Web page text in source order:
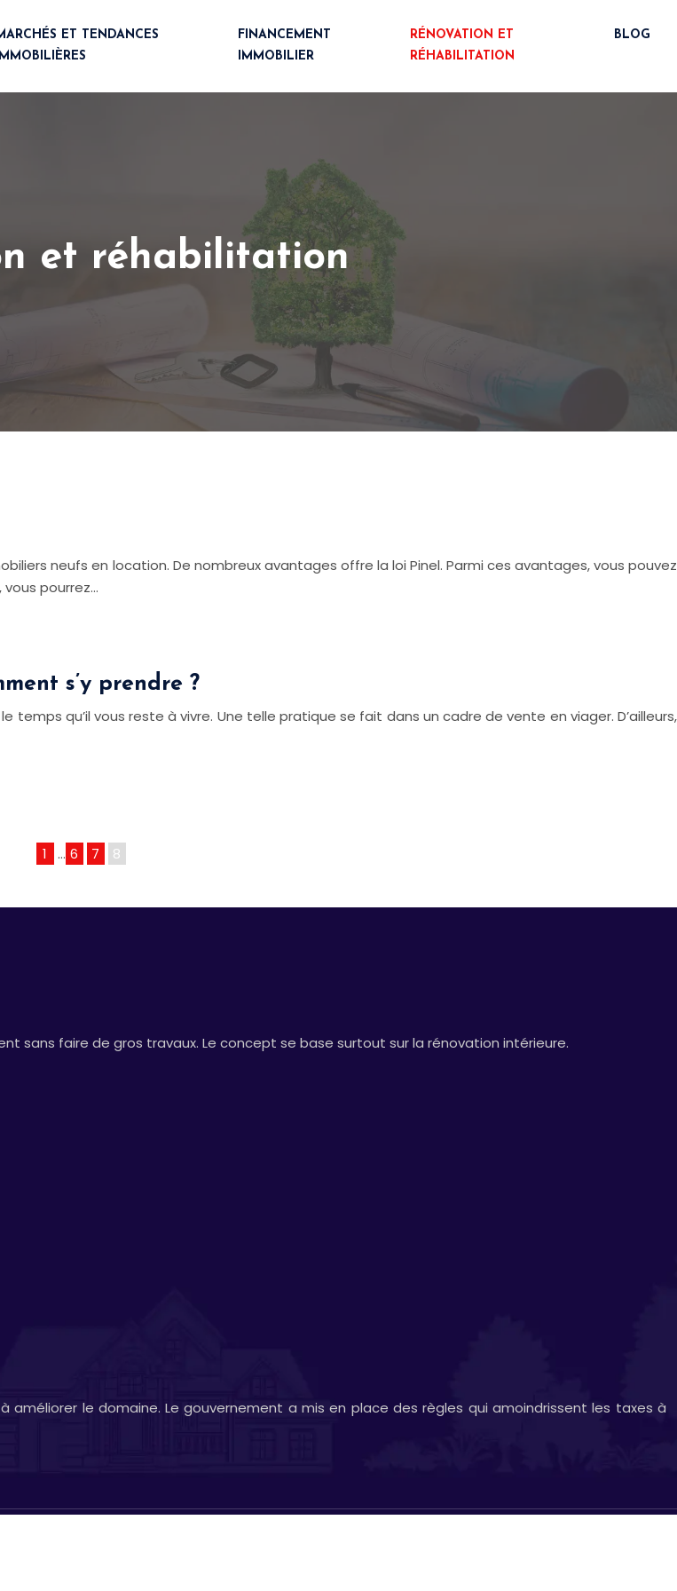
ET TENDANCES
FINANCEMENT
IMMOBILIER
RÉNOVATION ET
RÉHABILITATION
BLOG
et réhabilitation
neufs en location. De nombreux avantages offre la loi Pinel. Parmi ces avantages, vous pouvez
pourrez…
s’y prendre ?
qu’il vous reste à vivre. Une telle pratique se fait dans un cadre de vente en viager. D’ailleurs,
1 … 6 7 8
sans faire de gros travaux. Le concept se base surtout sur la rénovation intérieure.
le domaine. Le gouvernement a mis en place des règles qui amoindrissent les taxes à